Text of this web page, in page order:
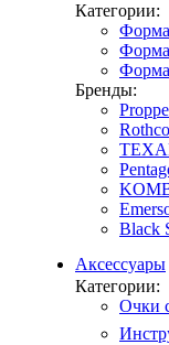
Категории:
Бренды:
Rothco
Black
Аксессуары
Категории:
Очки